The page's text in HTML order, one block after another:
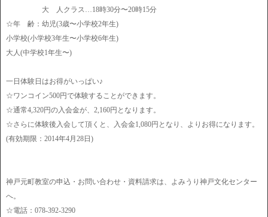
大 人クラス…18時30分〜20時15分
☆年 齢：幼児(3歳〜小学校2年生)
小学校(小学校3年生〜小学校6年生)
大人(中学校1年生〜)
一日体験日はお得がいっぱい♪
☆ワンコイン500円で体験することができます。
☆通常4,320円の入会金が、2,160円となります。
☆さらに体験後入会して頂くと、入会金1,080円となり、よりお得になります。
(有効期限：2014年4月28日)
神戸元町教室の申込・お問い合わせ・資料請求は、よみうり神戸文化センター
へ。
☆電話：078-392-3290